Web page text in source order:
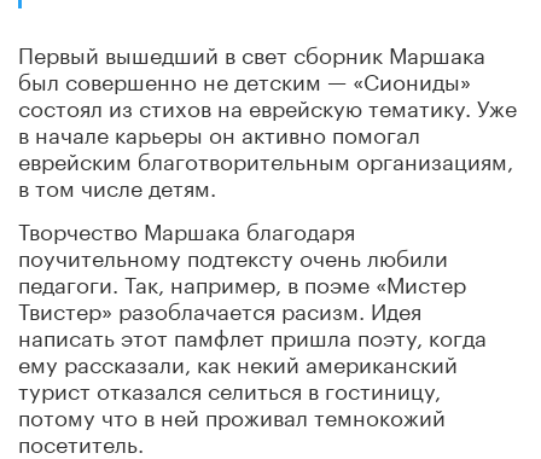
Первый вышедший в свет сборник Маршака
был совершенно не детским — «Сиониды»
состоял из стихов на еврейскую тематику. Уже
в начале карьеры он активно помогал
еврейским благотворительным организациям,
в том числе детям.
Творчество Маршака благодаря
поучительному подтексту очень любили
педагоги. Так, например, в поэме «Мистер
Твистер» разоблачается расизм. Идея
написать этот памфлет пришла поэту, когда
ему рассказали, как некий американский
турист отказался селиться в гостиницу,
потому что в ней проживал темнокожий
посетитель.